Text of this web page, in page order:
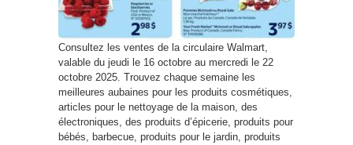
Consultez les ventes de la circulaire Walmart,
valable du jeudi le 16 octobre au mercredi le 22
octobre 2025. Trouvez chaque semaine les
meilleures aubaines pour les produits cosmétiques,
articles pour le nettoyage de la maison, des
électroniques, des produits d’épicerie, produits pour
bébés, barbecue, produits pour le jardin, produits